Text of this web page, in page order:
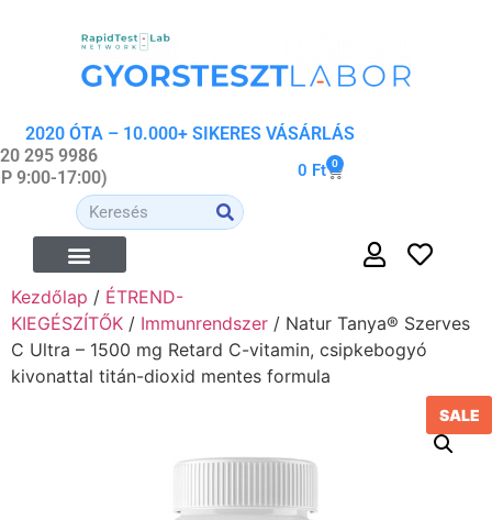
2020 ÓTA – 10.000+ SIKERES VÁSÁRLÁS
295 9986
9:00-17:00)
0 Ft 0
Kezdőlap / ÉTREND-
KIEGÉSZÍTŐK / Immunrendszer / Natur Tanya® Szerves
C Ultra – 1500 mg Retard C-vitamin, csipkebogyó
kivonattal titán-dioxid mentes formula
SALE